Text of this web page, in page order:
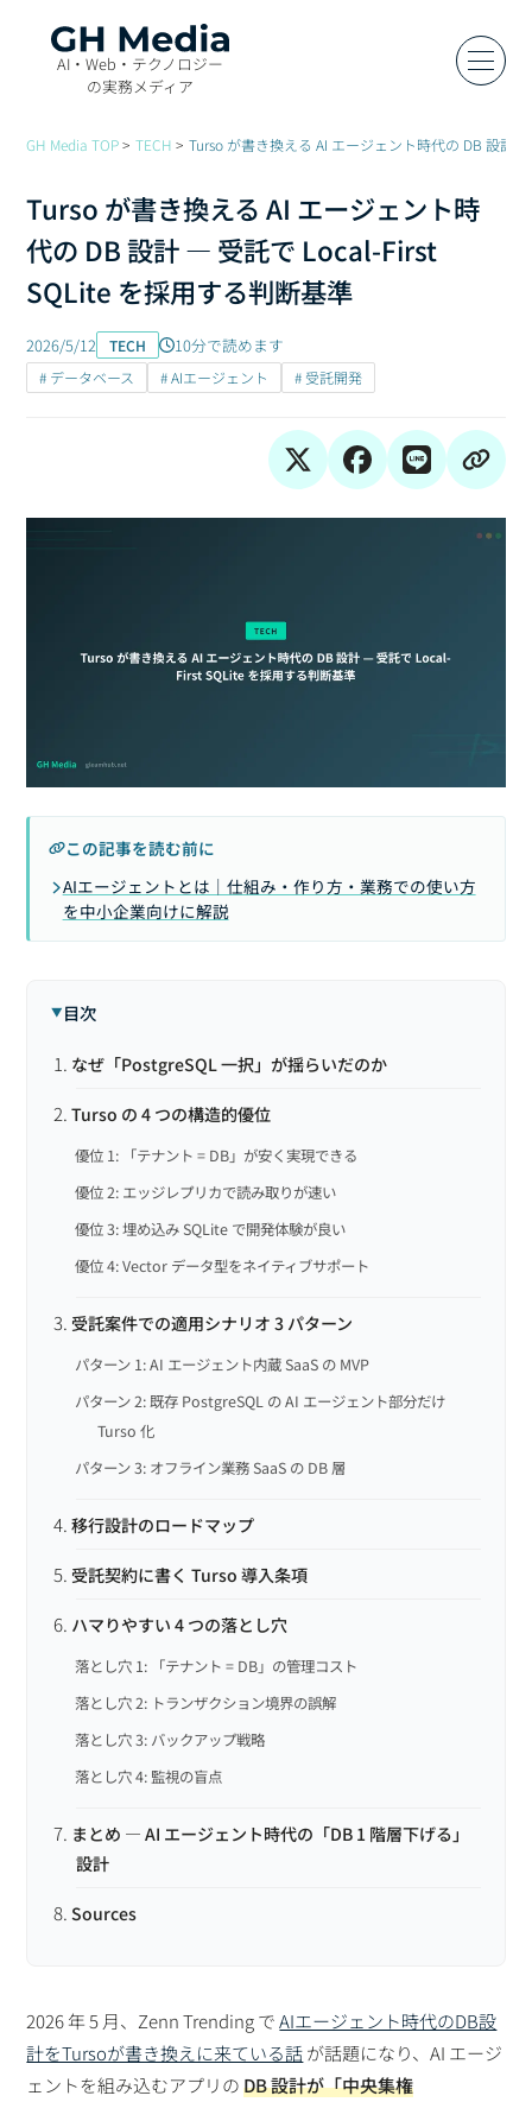
AI・Web・テクノロジー
の実務メディア
GH Media TOP TECH Turso が書き換える AI エージェント時代の DB 設計
Turso が書き換える AI エージェント時
代の DB 設計 — 受託で Local-First
SQLite を採用する判断基準
2026/5/12 TECH 10分で読めます
# データベース # AIエージェント # 受託開発
この記事を読む前に
AIエージェントとは｜仕組み・作り方・業務での使い方
を中小企業向けに解説
目次
なぜ「PostgreSQL 一択」が揺らいだのか
Turso の 4 つの構造的優位
優位 1: 「テナント = DB」が安く実現できる
優位 2: エッジレプリカで読み取りが速い
優位 3: 埋め込み SQLite で開発体験が良い
優位 4: Vector データ型をネイティブサポート
受託案件での適用シナリオ 3 パターン
パターン 1: AI エージェント内蔵 SaaS の MVP
パターン 2: 既存 PostgreSQL の AI エージェント部分だけ
Turso 化
パターン 3: オフライン業務 SaaS の DB 層
移行設計のロードマップ
受託契約に書く Turso 導入条項
ハマりやすい 4 つの落とし穴
落とし穴 1: 「テナント = DB」の管理コスト
落とし穴 2: トランザクション境界の誤解
落とし穴 3: バックアップ戦略
落とし穴 4: 監視の盲点
まとめ — AI エージェント時代の「DB 1 階層下げる」
設計
Sources
2026 年 5 月、Zenn Trending でAIエージェント時代のDB設
計をTursoが書き換えに来ている話が話題になり、AI エージ
ェントを組み込むアプリのDB 設計が「中央集権